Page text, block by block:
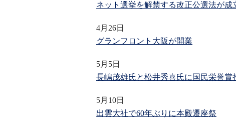
ネット選挙を解禁する改正公選法が成
4月26日
グランフロント大阪が開業
5月5日
長嶋茂雄氏と松井秀喜氏に国民栄誉賞
5月10日
出雲大社で60年ぶりに本殿遷座祭